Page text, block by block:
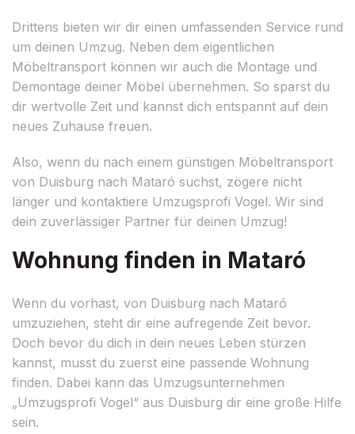
Drittens bieten wir dir einen umfassenden Service rund
um deinen Umzug. Neben dem eigentlichen
Möbeltransport können wir auch die Montage und
Demontage deiner Möbel übernehmen. So sparst du
dir wertvolle Zeit und kannst dich entspannt auf dein
neues Zuhause freuen.
Also, wenn du nach einem günstigen Möbeltransport
von Duisburg nach Mataró suchst, zögere nicht
länger und kontaktiere Umzugsprofi Vogel. Wir sind
dein zuverlässiger Partner für deinen Umzug!
Wohnung finden in Mataró
Wenn du vorhast, von Duisburg nach Mataró
umzuziehen, steht dir eine aufregende Zeit bevor.
Doch bevor du dich in dein neues Leben stürzen
kannst, musst du zuerst eine passende Wohnung
finden. Dabei kann das Umzugsunternehmen
„Umzugsprofi Vogel“ aus Duisburg dir eine große Hilfe
sein.